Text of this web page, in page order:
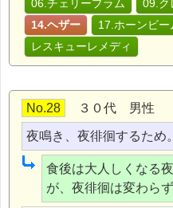
06.チェリープラム 09.ク
14.ヘザー
17.ホーンビー
レスキューレメディ
No.28 ３０代 男性
夜鳴き、夜徘徊するため。
食後は大人しくなる
が、夜徘徊は変わらず